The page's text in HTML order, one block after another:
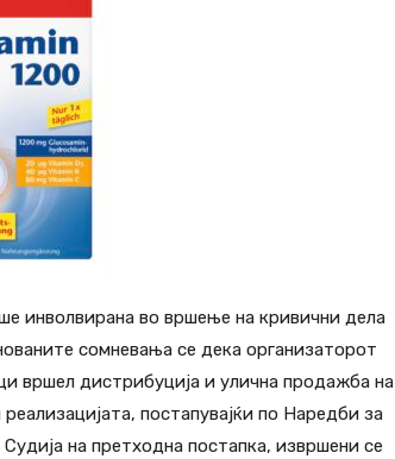
инволвирана во вршење на кривични дела
сомневања се дека организаторот
вршел дистрибуција и улична продажба на
постапувајќи по Наредби за
на претходна постапка, извршени се